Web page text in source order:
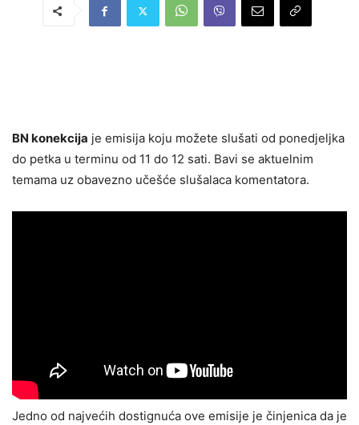
BN konekcija je emisija koju možete slušati od ponedjeljka
do petka u terminu od 11 do 12 sati. Bavi se aktuelnim
temama uz obavezno učešće slušalaca komentatora.
Jedno od najvećih dostignuća ove emisije je činjenica da je